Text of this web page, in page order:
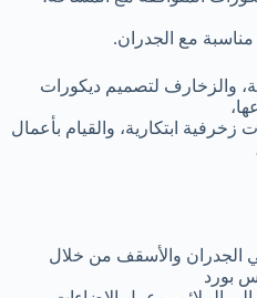
مناسبة مع الجدران.
والزخارف لتصميم ديكورات
ابتكارية، والقيام بأعمال
الجدران والأسقف من خلال
بورد